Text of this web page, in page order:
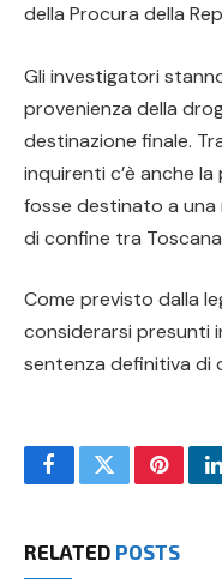
della Procura della
Gli investigatori
provenienza della
destinazione finale.
inquirenti c’è anche
fosse destinato a una
di confine tra
Come previsto dalla
considerarsi presunti
sentenza definitiva di
FacebookTwitter
RELATED POSTS